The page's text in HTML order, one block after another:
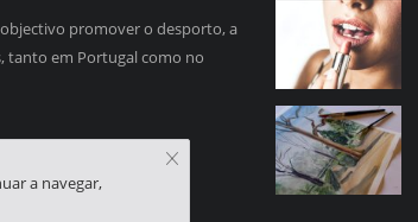
promover o desporto, a
tanto em Portugal como no
a navegar,